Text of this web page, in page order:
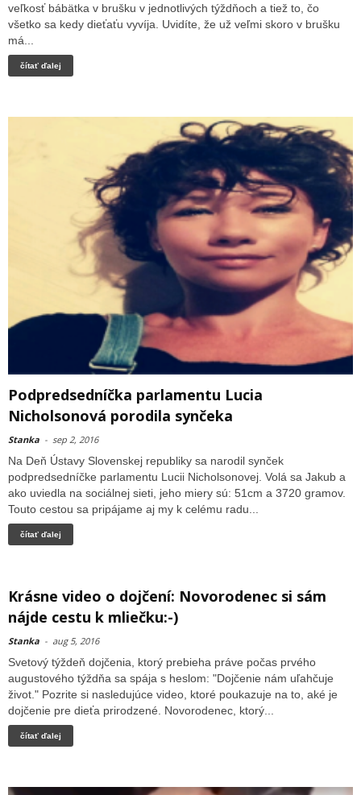
veľkosť bábätka v brušku v jednotlivých týždňoch a tiež to, čo
všetko sa kedy dieťaťu vyvíja. Uvidíte, že už veľmi skoro v brušku
má...
čítať ďalej
Podpredsedníčka parlamentu Lucia
Nicholsonová porodila synčeka
Stanka - sep 2, 2016
Na Deň Ústavy Slovenskej republiky sa narodil synček
podpredsedníčke parlamentu Lucii Nicholsonovej. Volá sa Jakub a
ako uviedla na sociálnej sieti, jeho miery sú: 51cm a 3720 gramov.
Touto cestou sa pripájame aj my k celému radu...
čítať ďalej
Krásne video o dojčení: Novorodenec si sám
nájde cestu k mliečku:-)
Stanka - aug 5, 2016
Svetový týždeň dojčenia, ktorý prebieha práve počas prvého
augustového týždňa sa spája s heslom: "Dojčenie nám uľahčuje
život." Pozrite si nasledujúce video, ktoré poukazuje na to, aké je
dojčenie pre dieťa prirodzené. Novorodenec, ktorý...
čítať ďalej